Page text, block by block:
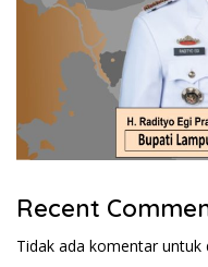
Recent
Tidak ada komentar untuk